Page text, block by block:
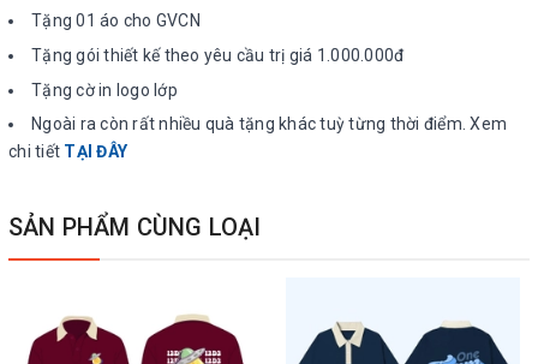
Tặng 01 áo cho GVCN
Tặng gói thiết kế theo yêu cầu trị giá 1.000.000đ
Tặng cờ in logo lớp
Ngoài ra còn rất nhiều quà tặng khác tuỳ từng thời điểm. Xem
chi tiết TẠI ĐÂY
SẢN PHẨM CÙNG LOẠI